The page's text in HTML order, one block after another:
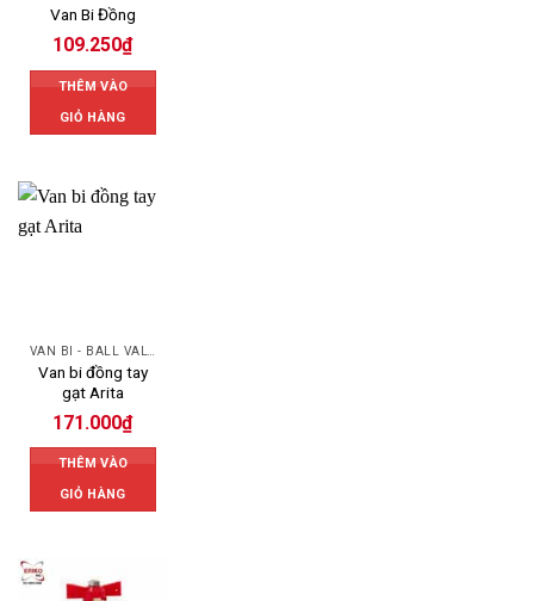
Van Bi Đồng
109.250₫
THÊM VÀO
GIỎ HÀNG
Van bi đồng tay
gạt Arita
171.000₫
THÊM VÀO
GIỎ HÀNG